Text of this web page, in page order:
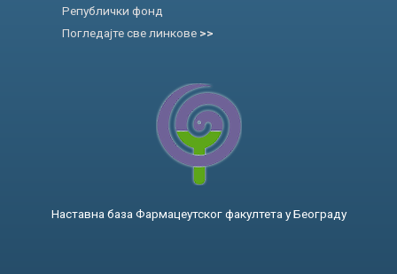
Републички фонд
Погледајте све линкове >>
Наставна база Фармацеутског факултета у Београду